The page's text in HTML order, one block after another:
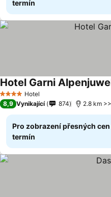
termín
4 Počet hvězdiček
Hotel
Hotel Garni
8,9 Vynikající 874 2.8 km
Pro zobrazení přesných
termín